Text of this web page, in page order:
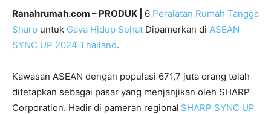
Ranahrumah.com – PRODUK | 6 Peralatan Rumah Tangga
Sharp untuk Gaya Hidup Sehat Dipamerkan di ASEAN
SYNC UP 2024 Thailand.
Kawasan ASEAN dengan populasi 671,7 juta orang telah
ditetapkan sebagai pasar yang menjanjikan oleh SHARP
Corporation. Hadir di pameran regional SHARP SYNC UP